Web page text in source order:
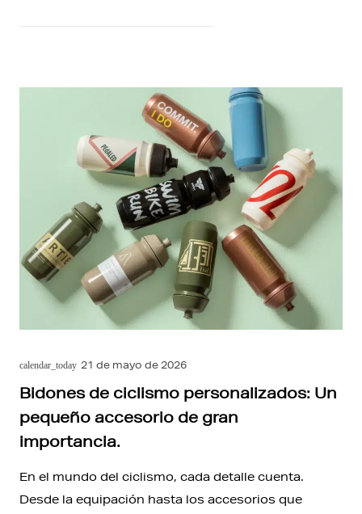
calendar_today 21 de mayo de 2026
Bidones de ciclismo personalizados: Un
pequeño accesorio de gran
importancia.
En el mundo del ciclismo, cada detalle cuenta.
Desde la equipación hasta los accesorios que